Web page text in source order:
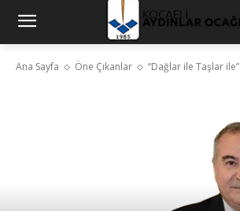
Ana Sayfa Öne Çıkanlar “Dağlar ile Taşlar ile”